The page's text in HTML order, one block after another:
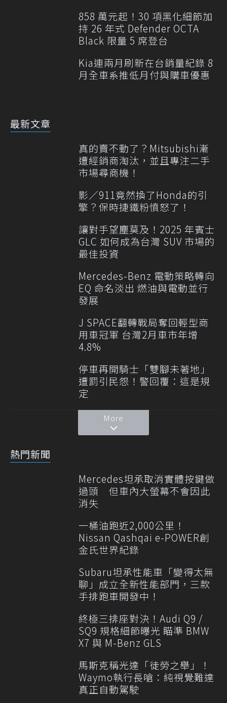
858 萬元起！30 項黑化細節加
持 26 年式 Defender OCTA
Black 限量 5 席登台
Kia連兩月刷新在台銷量紀錄 8
月全車系推低月付與購車優惠
最新文章
真的賣不動了？Mitsubishi漸
遭經銷商淘汰，並且專注二手
市場尋商機！
影／911竟然換了Honda的引
擎？保時捷鐵粉憤怒了！
讓對手望塵莫及！2025 年賓士
GLC 如何成為台灣 SUV 市場的
最佳投資
Mercedes-Benz 電動策略轉向
EQ 命名淡出 燃油與電動並行
發展
J SPACE翻轉戰局奪回輕型商
用車冠軍 台灣2月車市年增
4.8%
停車再開騎士「雙腳未著地」
遭罰引民怨！警回覆：這是規
定
More
熱門新聞
Mercedes坦承取消實體按鍵做
過頭 但車內大螢幕不會因此
消失
一桶油跑近2,000公里！
Nissan Qashqai e-POWER創
金氏世界紀錄
Subaru坦承性能車「變得太無
聊」成立全新性能部門，三款
手排跑車開發中！
終極三排座對決！Audi Q9 /
SQ9 規格細節曝光 瞄準 BMW
X7 與 M-Benz GLS
馬斯克稱光達「徒勞之舉」！
Waymo執行長嗆：純視覺難達
真正自動駕駛